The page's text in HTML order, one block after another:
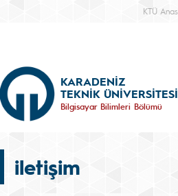
KTÜ
KARADENİZ
TEKNİK ÜNİVERSİTESİ
Bilgisayar Bilimleri Bölümü
iletişim